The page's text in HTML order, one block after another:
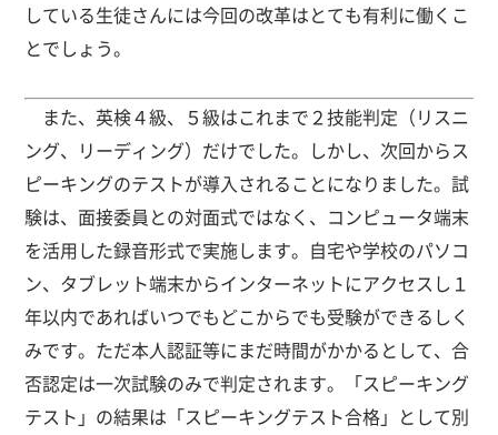
している生徒さんには今回の改革はとても有利に働くこ
とでしょう。
また、英検４級、５級はこれまで２技能判定（リスニ
ング、リーディング）だけでした。しかし、次回からス
ピーキングのテストが導入されることになりました。試
験は、面接委員との対面式ではなく、コンピュータ端末
を活用した録音形式で実施します。自宅や学校のパソコ
ン、タブレット端末からインターネットにアクセスし１
年以内であればいつでもどこからでも受験ができるしく
みです。ただ本人認証等にまだ時間がかかるとして、合
否認定は一次試験のみで判定されます。「スピーキング
テスト」の結果は「スピーキングテスト合格」として別